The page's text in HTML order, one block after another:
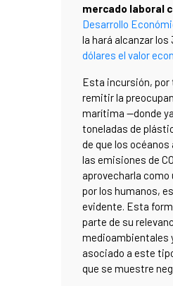
mercado laboral
Desarrollo
la hará alcanzar los
dólares el valor
Esta incursión, por
remitir la
marítima —donde
toneladas de
de que los
las emisiones de CO
aprovecharla
por los humanos,
evidente. Esta
parte de su
medioambientales
asociado a este
que se muestre